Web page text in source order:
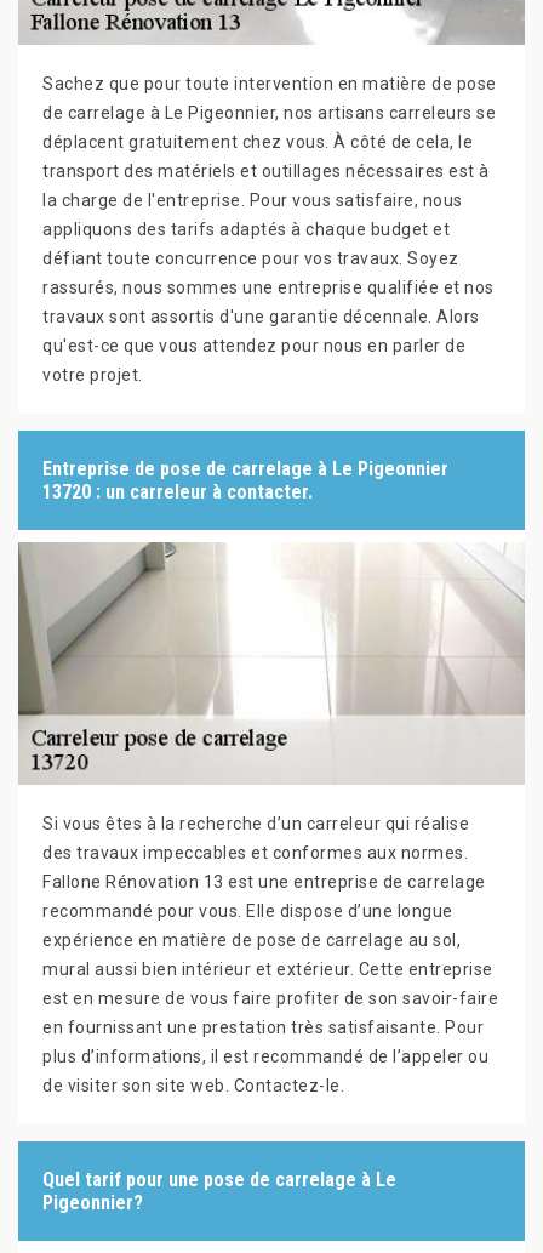
Sachez que pour toute intervention en matière de pose
de carrelage à Le Pigeonnier, nos artisans carreleurs se
déplacent gratuitement chez vous. À côté de cela, le
transport des matériels et outillages nécessaires est à
la charge de l'entreprise. Pour vous satisfaire, nous
appliquons des tarifs adaptés à chaque budget et
défiant toute concurrence pour vos travaux. Soyez
rassurés, nous sommes une entreprise qualifiée et nos
travaux sont assortis d'une garantie décennale. Alors
qu'est-ce que vous attendez pour nous en parler de
votre projet.
Entreprise de pose de carrelage à Le Pigeonnier
13720 : un carreleur à contacter.
Si vous êtes à la recherche d’un carreleur qui réalise
des travaux impeccables et conformes aux normes.
Fallone Rénovation 13 est une entreprise de carrelage
recommandé pour vous. Elle dispose d’une longue
expérience en matière de pose de carrelage au sol,
mural aussi bien intérieur et extérieur. Cette entreprise
est en mesure de vous faire profiter de son savoir-faire
en fournissant une prestation très satisfaisante. Pour
plus d’informations, il est recommandé de l’appeler ou
de visiter son site web. Contactez-le.
Quel tarif pour une pose de carrelage à Le
Pigeonnier?